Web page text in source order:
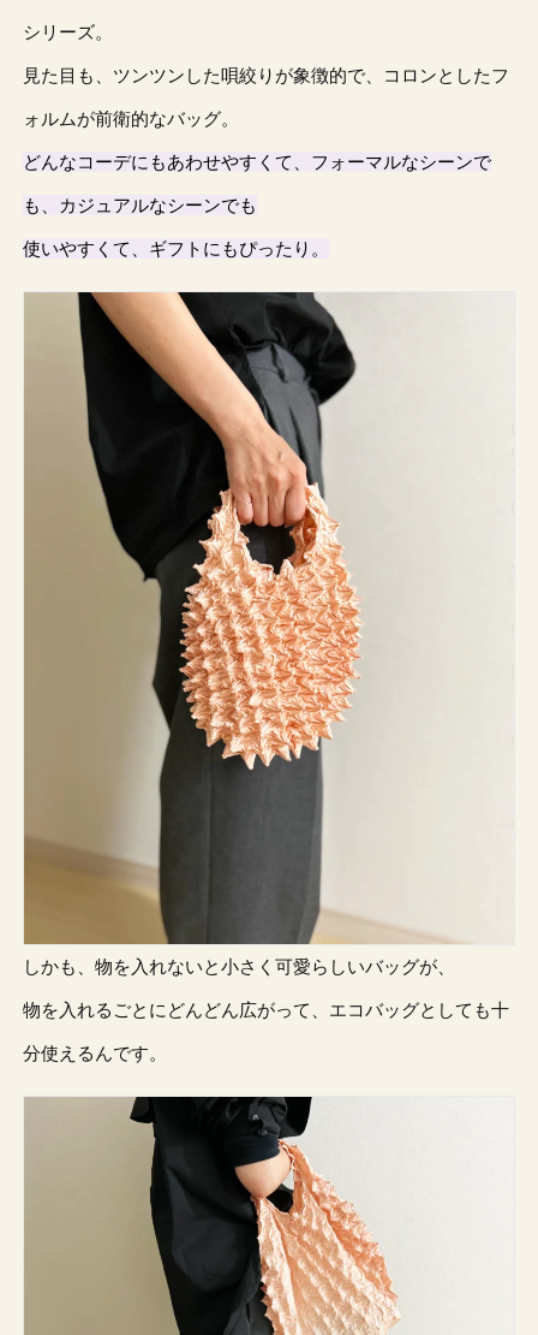
シリーズ。
見た目も、ツンツンした唄絞りが象徴的で、コロンとしたフ
ォルムが前衛的なバッグ。
どんなコーデにもあわせやすくて、フォーマルなシーンで
も、カジュアルなシーンでも
使いやすくて、ギフトにもぴったり。
しかも、物を入れないと小さく可愛らしいバッグが、
物を入れるごとにどんどん広がって、エコバッグとしても十
分使えるんです。